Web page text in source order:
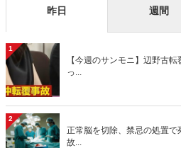
昨日 週間
1
【今週のサンモニ】辺野古
っ...
2
正常脳を切除、禁忌の処置
故...